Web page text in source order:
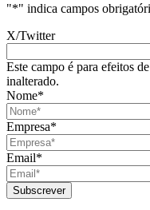
"*" indica campos
X/Twitter
Este campo é para efeitos
inalterado.
Nome*
Empresa*
Email*